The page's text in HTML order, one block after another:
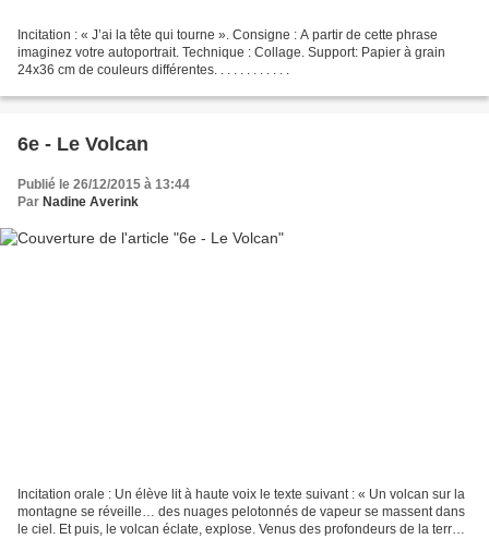
Incitation : « J’ai la tête qui tourne ». Consigne : A partir de cette phrase
imaginez votre autoportrait. Technique : Collage. Support: Papier à grain
24x36 cm de couleurs différentes. . . . . . . . . . . .
6e - Le Volcan
Publié le 26/12/2015 à 13:44
Par Nadine Averink
Incitation orale : Un élève lit à haute voix le texte suivant : « Un volcan sur la
montagne se réveille… des nuages pelotonnés de vapeur se massent dans
le ciel. Et puis, le volcan éclate, explose. Venus des profondeurs de la terre,